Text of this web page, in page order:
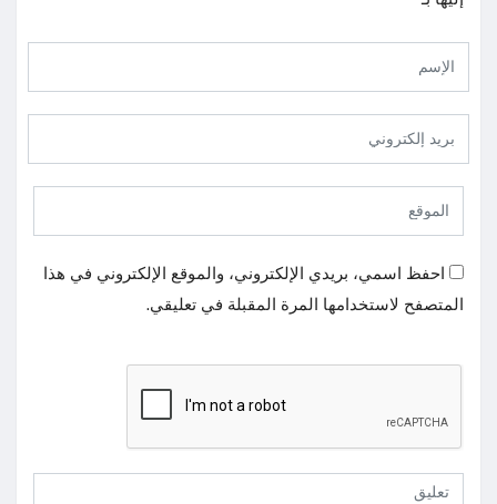
احفظ اسمي، بريدي الإلكتروني، والموقع الإلكتروني في هذا
المتصفح لاستخدامها المرة المقبلة في تعليقي.